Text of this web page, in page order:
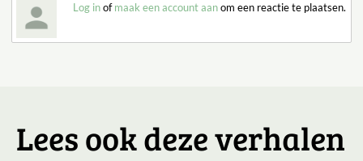
Log inofmaak een account aanom een reactie te plaatsen.
Lees ook deze verhalen